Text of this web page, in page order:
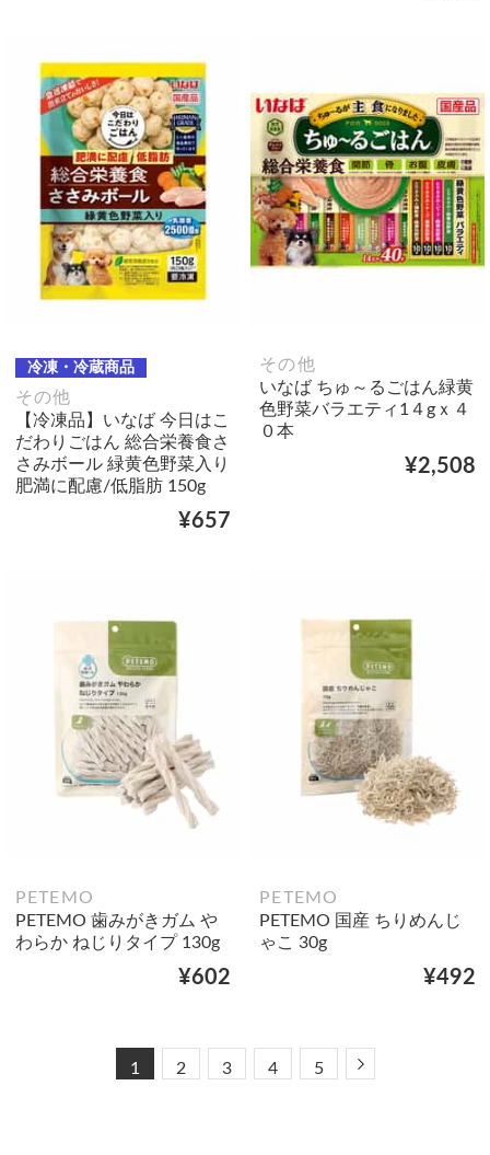
冷凍・冷蔵商品
その他
【冷凍品】いなば 今日はこ
だわりごはん 総合栄養食さ
さみボール 緑黄色野菜入り
肥満に配慮/低脂肪 150g
¥657
その他
いなば ちゅ～るごはん緑黄
色野菜バラエティ1４gｘ４
０本
¥2,508
PETEMO
PETEMO 歯みがきガム や
わらか ねじりタイプ 130g
¥602
PETEMO
PETEMO 国産 ちりめんじ
ゃこ 30g
¥492
1 2 3 4 5 Next